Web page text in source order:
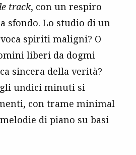
track, con un respiro
sfondo. Lo studio di un
spiriti maligni? O
liberi da dogmi
sincera della verità?
undici minuti si
con trame minimal
di piano su basi